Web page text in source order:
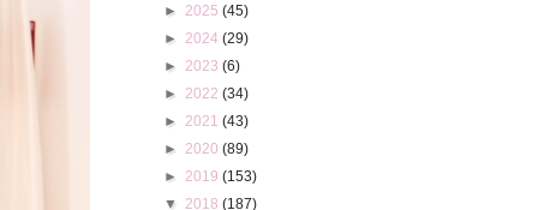
► 2025 (45)
► 2024 (29)
► 2023 (6)
► 2022 (34)
► 2021 (43)
► 2020 (89)
► 2019 (153)
▼ 2018 (187)